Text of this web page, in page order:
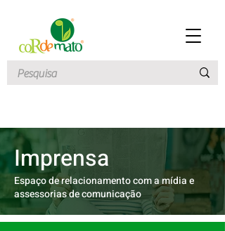
Imprensa
Espaço de relacionamento com a mídia e
assessorias de comunicação